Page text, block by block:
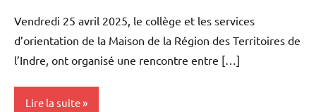
Vendredi 25 avril 2025, le collège et les services
d’orientation de la Maison de la Région des Territoires de
l’Indre, ont organisé une rencontre entre […]
Lire la suite